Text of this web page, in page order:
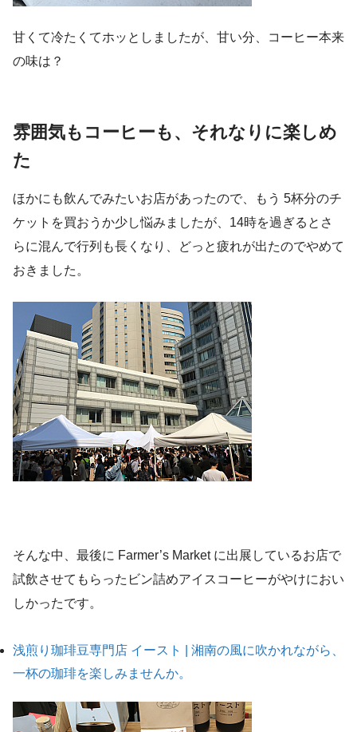
甘くて冷たくてホッとしましたが、甘い分、コーヒー本来
の味は？
雰囲気もコーヒーも、それなりに楽しめ
た
ほかにも飲んでみたいお店があったので、もう 5杯分のチ
ケットを買おうか少し悩みましたが、14時を過ぎるとさ
らに混んで行列も長くなり、どっと疲れが出たのでやめて
おきました。
そんな中、最後に Farmer’s Market に出展しているお店で
試飲させてもらったビン詰めアイスコーヒーがやけにおい
しかったです。
浅煎り珈琲豆専門店 イースト | 湘南の風に吹かれながら、
一杯の珈琲を楽しみませんか。